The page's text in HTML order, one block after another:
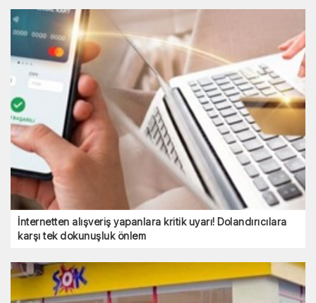
İnternetten alışveriş yapanlara kritik uyarı! Dolandırıcılara
karşı tek dokunuşluk önlem